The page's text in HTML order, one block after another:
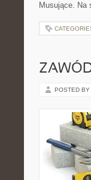
Musujące.
POSTED BY